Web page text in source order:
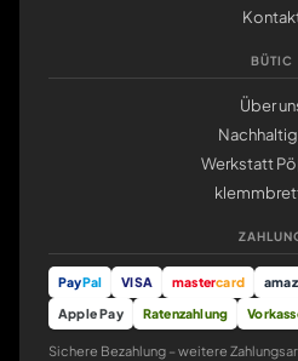
BÜTIC
Über
Werkstatt
PayPal VISA mastercard
Apple Pay
Ratenzahlung
Sichere Bezahlung – weitere